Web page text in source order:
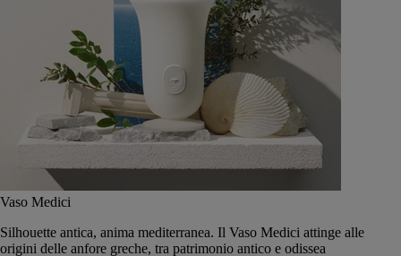
Vaso Medici
Silhouette antica, anima mediterranea. Il Vaso Medici attinge alle
origini delle anfore greche, tra patrimonio antico e odissea